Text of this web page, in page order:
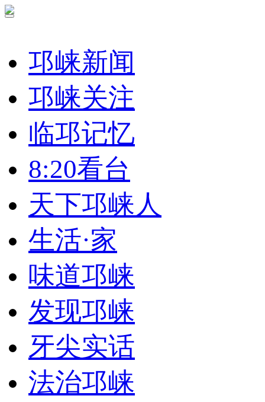
邛崃新闻
邛崃关注
临邛记忆
8:20看台
天下邛崃人
生活·家
味道邛崃
发现邛崃
牙尖实话
法治邛崃